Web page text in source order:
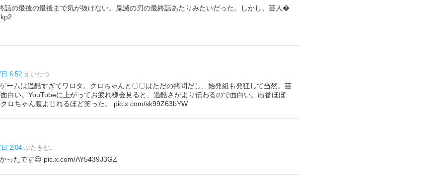
話の最後の最後まで気が抜けない。鬼滅の刃の最終話あたりみたいだった。しかし、芸人�
6:52 えいたつ
ゲームは過酷すぎてワロタ。クロちゃんと〇〇はただの拷問だし、始発組も発狂して当然。芸
白い。YouTubeに上がってお疲れ様会見ると、過酷さがより伝わるので面白い。出番ほぼ
ロちゃん腹よじれるほど笑った。 pic.x.com/sk99Z63bYW
2:04 ぶたきむ。
ったです😌 pic.x.com/AY5439J3GZ